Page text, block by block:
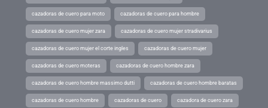
cazadoras de cuero para moto cazadoras de cuero para hombre
cazadoras de cuero mujer zara cazadoras de cuero mujer stradivarius
cazadoras de cuero mujer el corte ingles cazadoras de cuero mujer
cazadoras de cuero moteras cazadoras de cuero hombre zara
cazadoras de cuero hombre massimo dutti cazadoras de cuero hombre baratas
cazadoras de cuero hombre cazadoras de cuero cazadora de cuero zara